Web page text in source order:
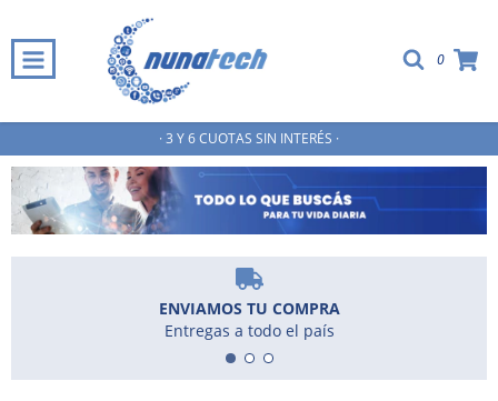
0
· 3 Y 6 CUOTAS SIN INTERÉS ·
ENVIAMOS TU COMPRA
Entregas a todo el país